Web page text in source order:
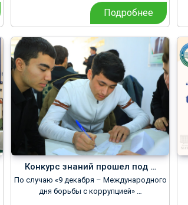
Подробнее
Конкурс знаний прошел под …
По случаю «9 декабря – Международного
дня борьбы с коррупцией» …